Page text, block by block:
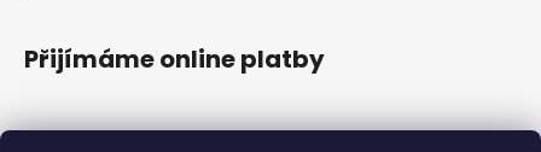
Přijímáme online platby